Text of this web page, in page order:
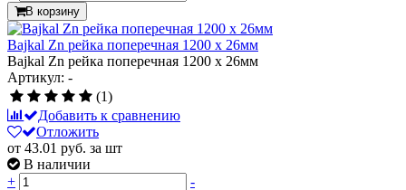
В корзину
Bajkal Zn рейка поперечная 1200 x 26мм
Bajkal Zn рейка поперечная 1200 x 26мм
Артикул: -
(1)
Добавить к сравнению
Отложить
от 43.01 руб. за шт
В наличии
+
-